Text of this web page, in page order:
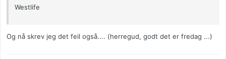
Westlife
Og nå skrev jeg det feil også.... (herregud, godt det er fredag ...)